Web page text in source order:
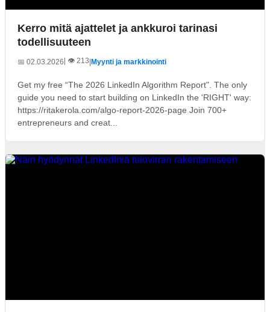
Kerro mitä ajattelet ja ankkuroi tarinasi
todellisuuteen
📅 02.03.2026 | 👁️ 213|Myynti ja markkinointi
Get my free “The 2026 LinkedIn Algorithm Report". The only
guide you need to start building on LinkedIn the 'RIGHT' way:
https://ritakerola.com/algo-report-2026-page Join 700+
entrepreneurs and creat...